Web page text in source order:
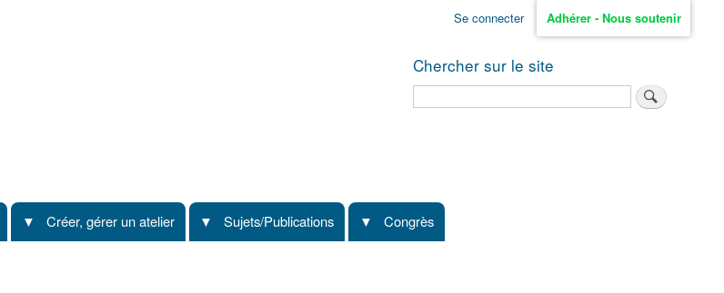
Se connecter Adhérer - Nous soutenir
Chercher sur le site
Créer, gérer un atelier Sujets/Publications Congrès